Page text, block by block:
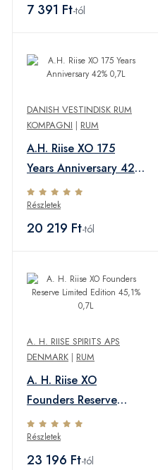
7 391 Ft-tól
DANISH VESTINDISK RUM
KOMPAGNI | RUM
A.H. Riise XO 175
Years Anniversary 42%
0,7L
Részletek
20 219 Ft-tól
A. H. RIISE SPIRITS APS
DENMARK | RUM
A. H. Riise XO
Founders Reserve
Limited Edition 45,1%
0,7L
Részletek
23 196 Ft-tól